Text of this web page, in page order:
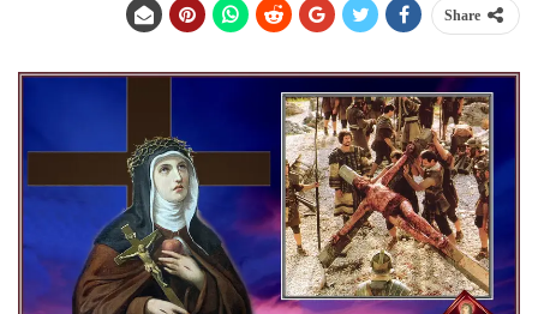
Share